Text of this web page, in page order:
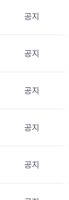
공지
공지
공지
공지
공지